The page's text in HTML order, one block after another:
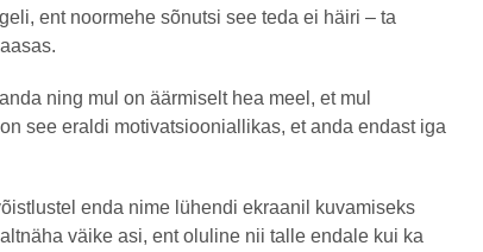
ent noormehe sõnutsi see teda ei häiri – ta
ning mul on äärmiselt hea meel, et mul
see eraldi motivatsiooniallikas, et anda endast iga
enda nime lühendi ekraanil kuvamiseks
väike asi, ent oluline nii talle endale kui ka